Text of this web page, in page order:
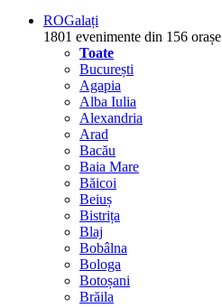
ROGalați
1801 evenimente din 156 orașe
Toate
București
Agapia
Alba Iulia
Alexandria
Arad
Bacău
Baia Mare
Băicoi
Beiuș
Bistrița
Blaj
Bobâlna
Bologa
Botoșani
Brăila